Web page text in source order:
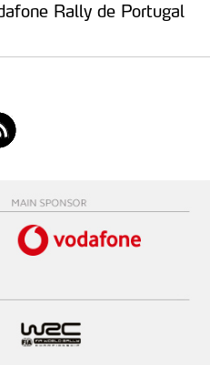
Rally de Portugal